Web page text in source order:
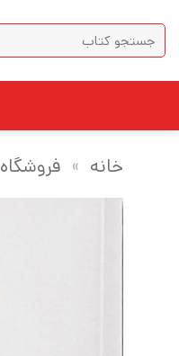
content
جستجو
برای:
خانه » فروشگاه